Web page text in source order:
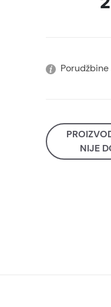
NIJE